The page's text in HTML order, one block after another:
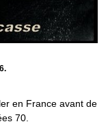
en France avant de
70.